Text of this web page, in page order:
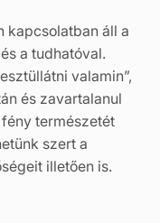
kapcsolatban áll a
a tudhatóval.
valamin”,
és zavartalanul
természetét
szert a
illetően is.